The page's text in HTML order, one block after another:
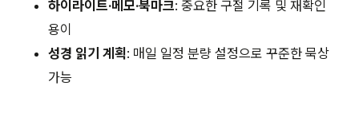
하이라이트·메모·북마크: 중요한 구절 기록 및 재확인
용이
성경 읽기 계획: 매일 일정 분량 설정으로 꾸준한 묵상
가능